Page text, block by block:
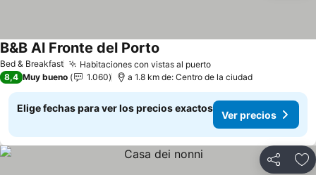
Bed & Breakfast Habitaciones con vistas al puerto
B&B Al Fronte del Porto
8,4 Muy bueno 1.060 a 1.8 km de: Centro de la ciudad
Elige fechas para ver los precios exactos
Ver precios
Compartir